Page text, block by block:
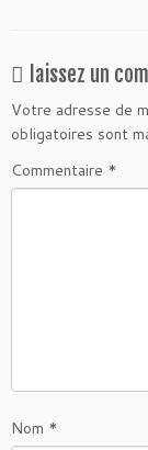
laissez un
Votre adresse de
obligatoires sont
Commentaire *
Nom *